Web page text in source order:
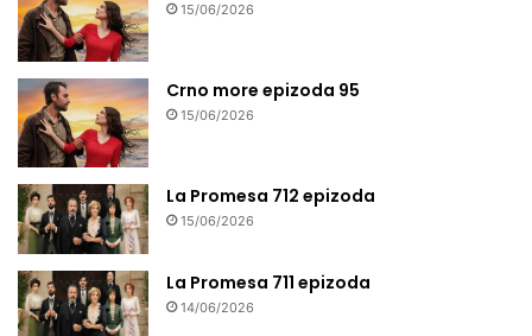
15/06/2026
Crno more epizoda 95
15/06/2026
La Promesa 712 epizoda
15/06/2026
La Promesa 711 epizoda
14/06/2026